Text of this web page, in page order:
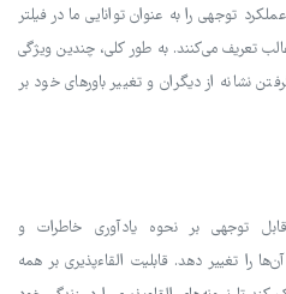
توجهی را به عنوان توانایی ما در فیلتر
تعریف می‌کنند. به طور کلی، چندین ویژگی
نشانه از دیگران و تغییر باورهای خود بر
قابل توجهی بر نحوه یادآوری خاطرات و
را تغییر دهد. قابلیت القاءپذیری بر همه